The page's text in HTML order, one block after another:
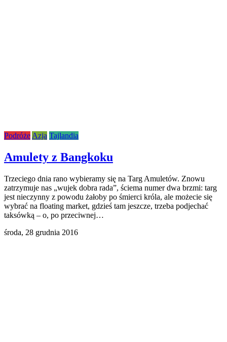
Podróże Azja Tajlandia
Amulety z Bangkoku
Trzeciego dnia rano wybieramy się na Targ Amuletów. Znowu
zatrzymuje nas „wujek dobra rada”, ściema numer dwa brzmi: targ
jest nieczynny z powodu żałoby po śmierci króla, ale możecie się
wybrać na floating market, gdzieś tam jeszcze, trzeba podjechać
taksówką – o, po przeciwnej…
środa, 28 grudnia 2016